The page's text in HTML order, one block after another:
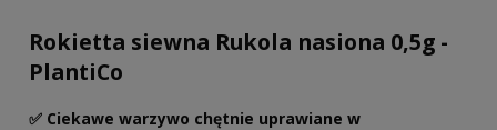
Rokietta siewna Rukola nasiona 0,5g -
PlantiCo
✅ Ciekawe warzywo chętnie uprawiane w